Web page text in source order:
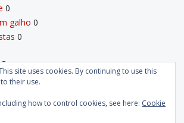
0
galho 0
0
site uses cookies. By continuing to use this
their use.
how to control cookies, see here: Cookie